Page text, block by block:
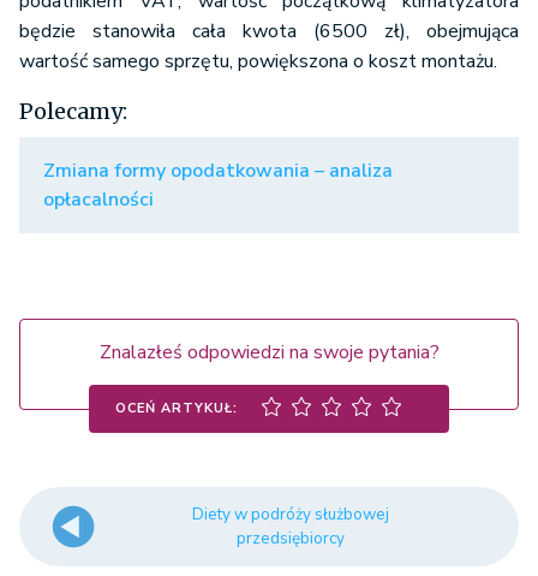
będzie stanowiła cała kwota (6500 zł), obejmująca
wartość samego sprzętu, powiększona o koszt montażu.
Polecamy:
Zmiana formy opodatkowania – analiza
opłacalności
Znalazłeś odpowiedzi na swoje pytania?
OCEŃ ARTYKUŁ:
Diety w podróży służbowej
przedsiębiorcy